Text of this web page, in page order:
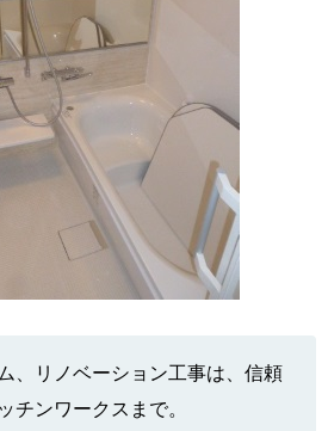
、リノベーション工事は、信頼
チンワークスまで。